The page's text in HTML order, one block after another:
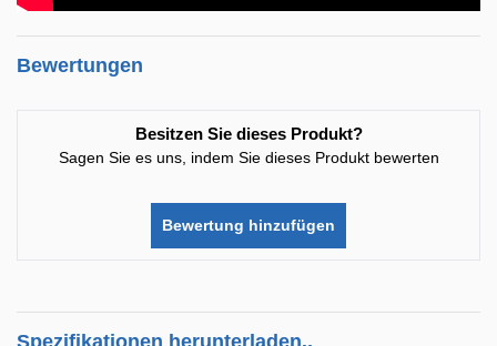
Bewertungen
Besitzen Sie dieses Produkt?
Sagen Sie es uns, indem Sie dieses Produkt bewerten
Bewertung hinzufügen
Spezifikationen herunterladen..